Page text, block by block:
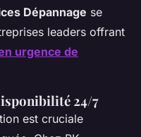
Dépannage se
leaders offrant
urgence de
24/7
est cruciale